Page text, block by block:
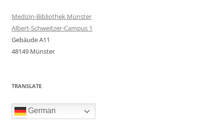
Medizin-Bibliothek Münster
Albert-Schweitzer-Campus 1
Gebäude A11
48149 Münster
TRANSLATE
German